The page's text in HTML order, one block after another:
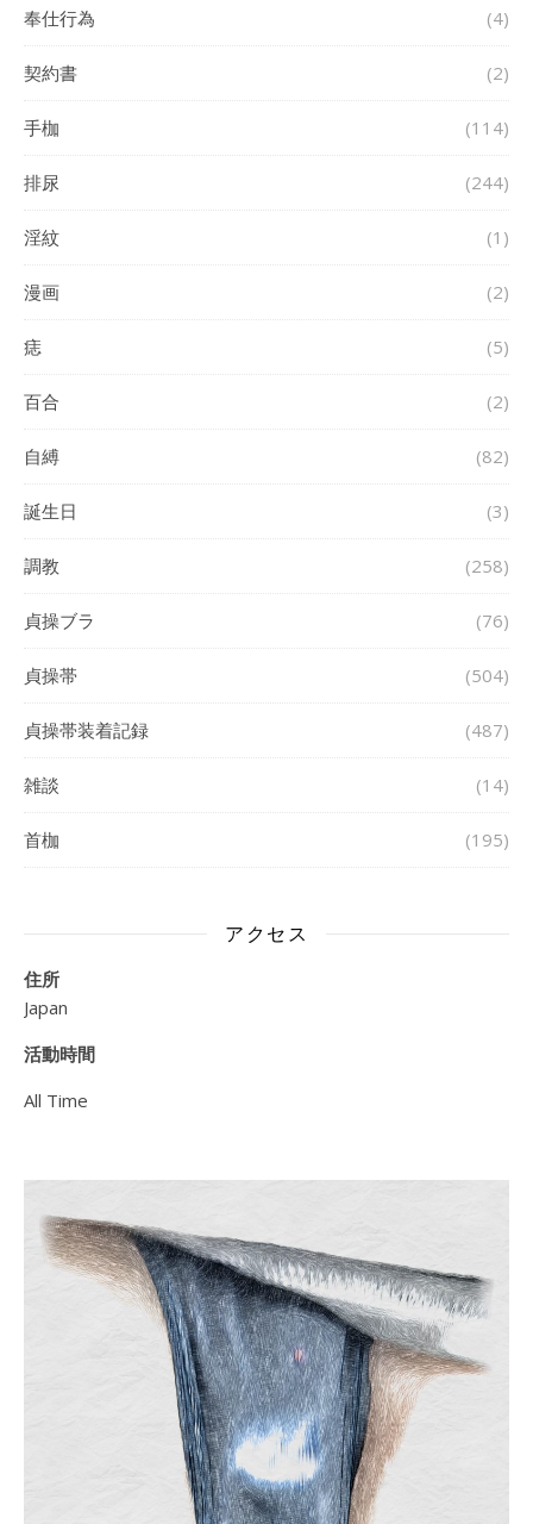
奉仕行為 (4)
契約書 (2)
手枷 (114)
排尿 (244)
淫紋 (1)
漫画 (2)
痣 (5)
百合 (2)
自縛 (82)
誕生日 (3)
調教 (258)
貞操ブラ (76)
貞操帯 (504)
貞操帯装着記録 (487)
雑談 (14)
首枷 (195)
アクセス
住所
Japan
活動時間
All Time